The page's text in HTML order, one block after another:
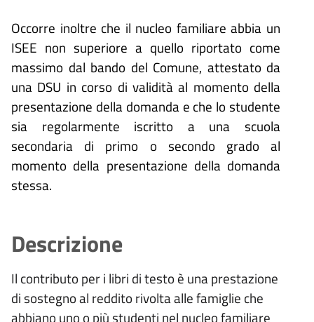
Occorre inoltre che il nucleo familiare abbia un
ISEE non superiore a quello riportato come
massimo dal bando del Comune, attestato da
una DSU in corso di validità al momento della
presentazione della domanda e che lo studente
sia regolarmente iscritto a una scuola
secondaria di primo o secondo grado al
momento della presentazione della domanda
stessa.
Descrizione
Il contributo per i libri di testo è una prestazione
di sostegno al reddito rivolta alle famiglie che
abbiano uno o più studenti nel nucleo familiare